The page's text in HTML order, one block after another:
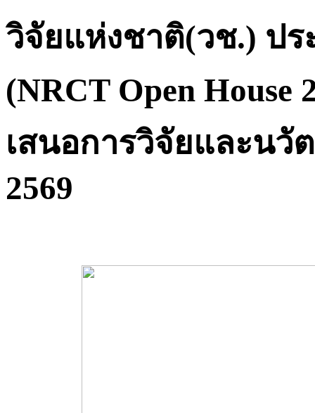
วิจัยแห่งชาติ(วช.) ปร
(NRCT Open House
เสนอการวิจัยและนวั
2569